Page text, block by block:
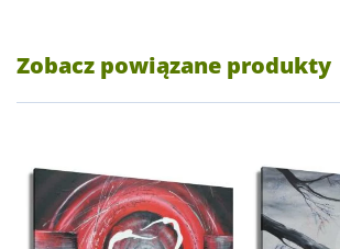
Zobacz powiązane produkty